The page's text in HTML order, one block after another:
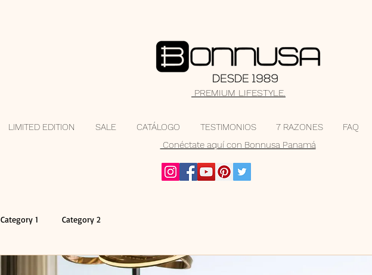
PREMIUM LIFESTYLE.
LIMITED EDITION SALE CATÁLOGO TESTIMONIOS 7 RAZONES
FAQ
Conéctate aquí con Bonnusa Panamá
Category 1 Category 2